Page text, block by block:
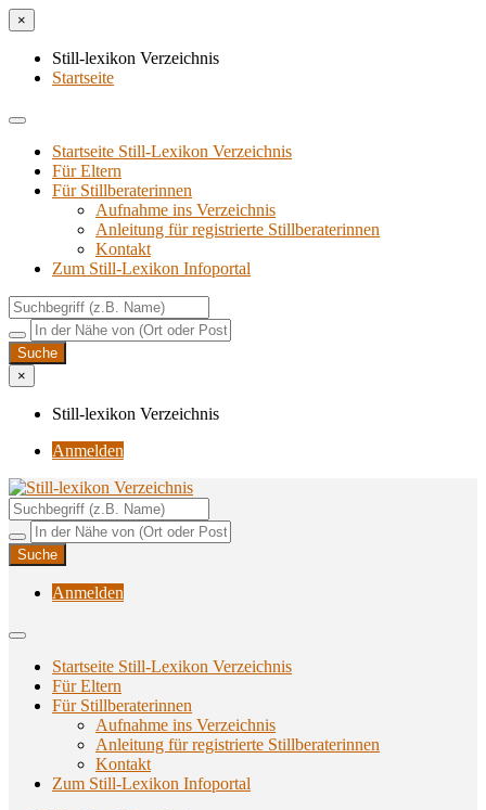
×
Still-lexikon Verzeichnis
Startseite
Startseite Still-Lexikon Verzeichnis
Für Eltern
Für Stillberaterinnen
Aufnahme ins Verzeichnis
Anlei­tung für regis­trier­te Stillberaterinnen
Kon­takt
Zum Still-Lexikon Infoportal
×
Still-lexikon Verzeichnis
Anmelden
Still-lexikon Verzeichnis
Unterstützungsangebote rund ums Stillen
Anmelden
Startseite Still-Lexikon Verzeichnis
Für Eltern
Für Stillberaterinnen
Aufnahme ins Verzeichnis
Anlei­tung für regis­trier­te Stillberaterinnen
Kon­takt
Zum Still-Lexikon Infoportal